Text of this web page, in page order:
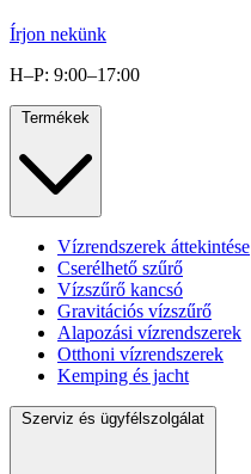
Írjon nekünk
H–P: 9:00–17:00
Termékek
Vízrendszerek áttekintése
Cserélhető szűrő
Vízszűrő kancsó
Gravitációs vízszűrő
Alapozási vízrendszerek
Otthoni vízrendszerek
Kemping és jacht
Szerviz és ügyfélszolgálat